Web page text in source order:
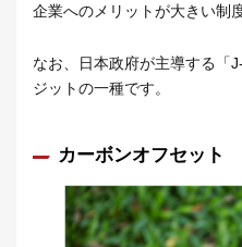
企業へのメリットが大きい制
なお、日本政府が主導する「
ジットの一種です。
カーボンオフセット